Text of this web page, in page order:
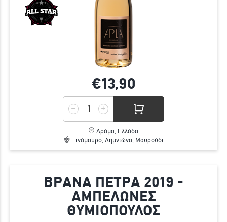
€13,90
Δράμα, Ελλάδα
Ξινόμαυρο, Λημνιώνα, Μαυρούδι
ΒΡΑΝΑ ΠΕΤΡΑ 2019 -
ΑΜΠΕΛΩΝΕΣ
ΘΥΜΙΟΠΟΥΛΟΣ